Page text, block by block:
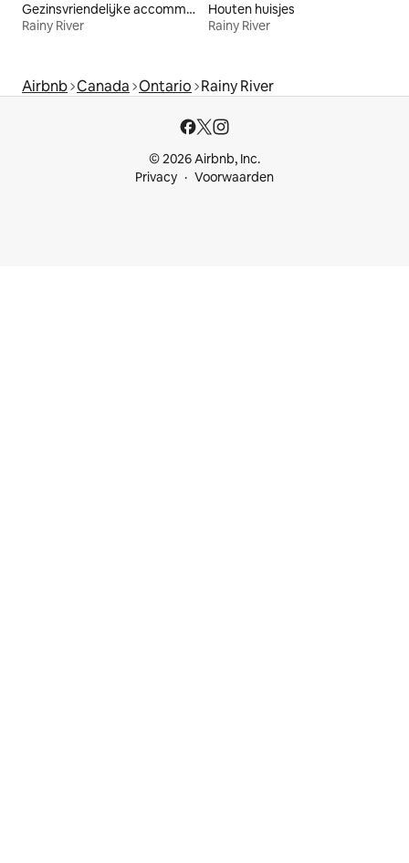
Gezinsvriendelijke accommodaties
Rainy River
Houten huisjes
Rainy River
Airbnb Canada Ontario Rainy River
© 2026 Airbnb, Inc.
Privacy
Voorwaarden